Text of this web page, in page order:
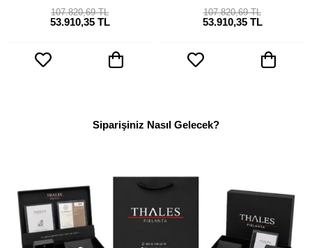
53.910,35 TL
107.820,69 TL
53.910,35 TL
107.820,69 TL
Siparişiniz Nasıl Gelecek?